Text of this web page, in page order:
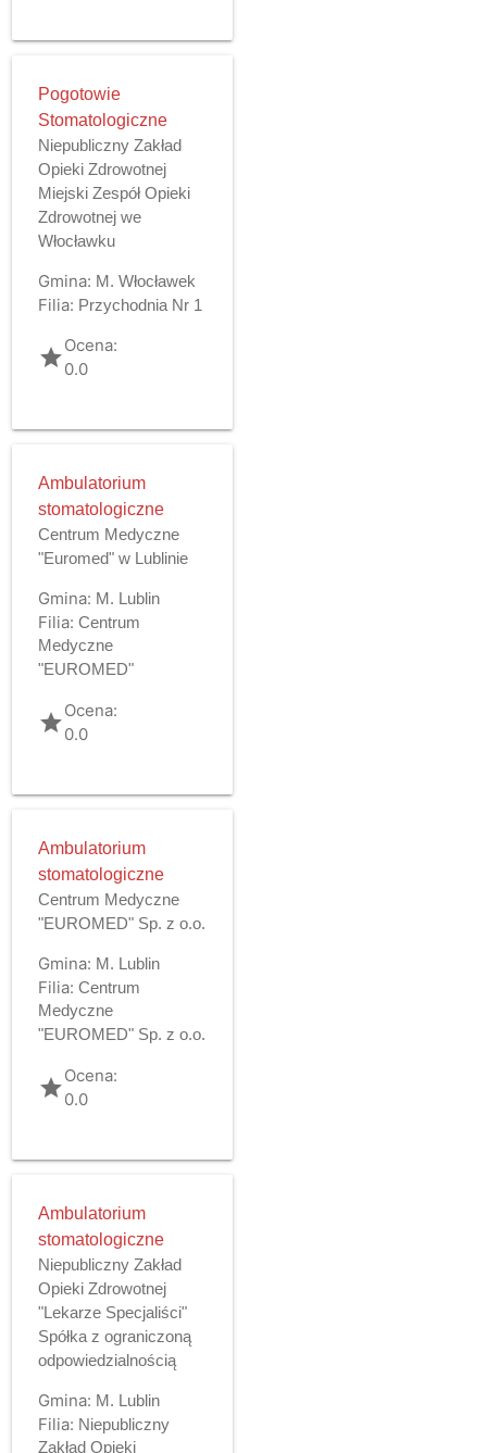
Pogotowie
Stomatologiczne
Niepubliczny Zakład
Opieki Zdrowotnej
Miejski Zespół Opieki
Zdrowotnej we
Włocławku
Gmina: M. Włocławek
Filia: Przychodnia Nr 1
gradeOcena:
0.0
Ambulatorium
stomatologiczne
Centrum Medyczne
"Euromed" w Lublinie
Gmina: M. Lublin
Filia: Centrum
Medyczne
"EUROMED"
gradeOcena:
0.0
Ambulatorium
stomatologiczne
Centrum Medyczne
"EUROMED" Sp. z o.o.
Gmina: M. Lublin
Filia: Centrum
Medyczne
"EUROMED" Sp. z o.o.
gradeOcena:
0.0
Ambulatorium
stomatologiczne
Niepubliczny Zakład
Opieki Zdrowotnej
"Lekarze Specjaliści"
Spółka z ograniczoną
odpowiedzialnością
Gmina: M. Lublin
Filia: Niepubliczny
Zakład Opieki